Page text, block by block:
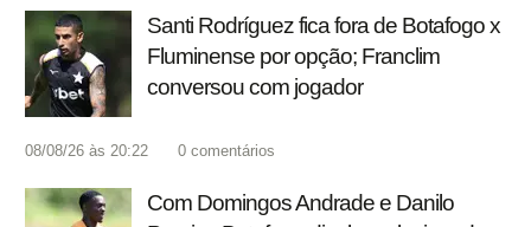
Santi Rodríguez fica fora de Botafogo x
Fluminense por opção; Franclim
conversou com jogador
08/08/26 às 20:22 0 comentários
Com Domingos Andrade e Danilo